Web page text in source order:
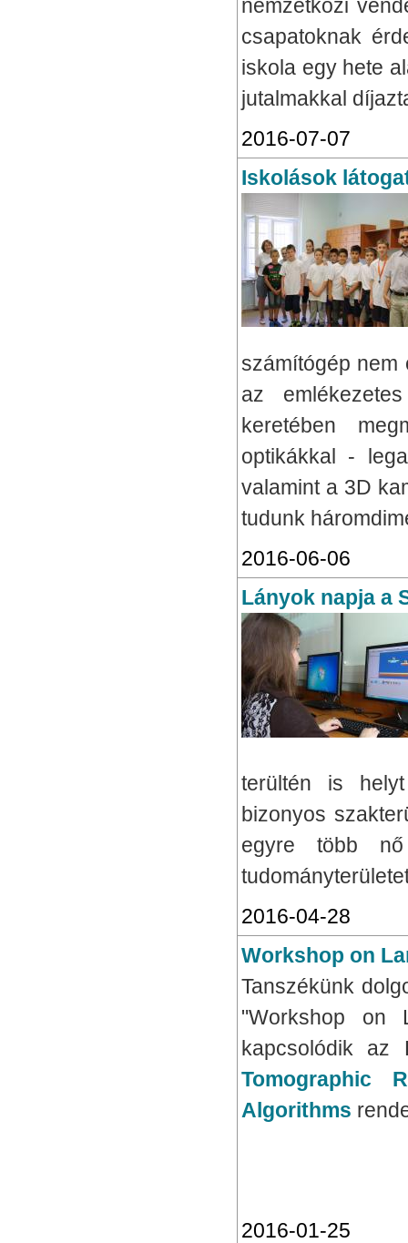
nemzetközi
csapatoknak
iskola egy hete
jutalmakkal
2016-07-07
Iskolások
számítógép nem
az
keretében
optikákkal -
valamint a 3D
tudunk
2016-06-06
Lányok napja a
terültén is
bizonyos
egyre több
2016-04-28
Workshop on
Tanszékünk
"Workshop on
kapcsolódik
Tomographic
Algorithms
2016-01-25